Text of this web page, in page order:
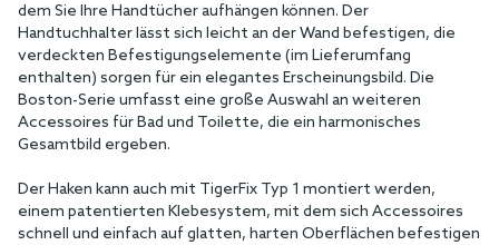
dem Sie Ihre Handtücher aufhängen können. Der
Handtuchhalter lässt sich leicht an der Wand befestigen, die
verdeckten Befestigungselemente (im Lieferumfang
enthalten) sorgen für ein elegantes Erscheinungsbild. Die
Boston-Serie umfasst eine große Auswahl an weiteren
Accessoires für Bad und Toilette, die ein harmonisches
Gesamtbild ergeben.
Der Haken kann auch mit TigerFix Typ 1 montiert werden,
einem patentierten Klebesystem, mit dem sich Accessoires
schnell und einfach auf glatten, harten Oberflächen befestigen